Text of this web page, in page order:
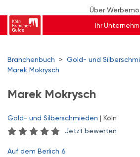
Über
Ihr
Branchenbuch > Gold- und
Marek Mokrysch
Marek Mokrysch
Gold- und Silberschmieden | Köln
Jetzt bewerten
Auf dem Berlich 6